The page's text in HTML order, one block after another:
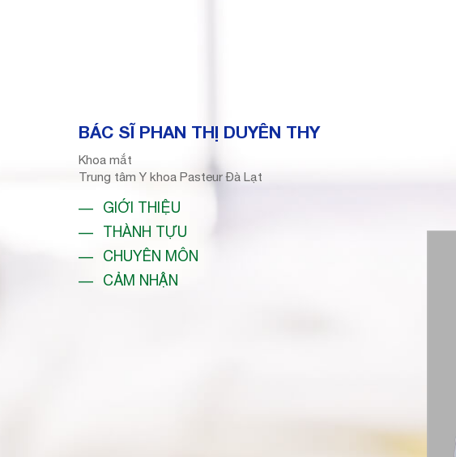
BÁC SĨ PHAN THỊ DUYÊN THY
Khoa mắt
Trung tâm Y khoa Pasteur Đà Lạt
GIỚI THIỆU
THÀNH TỰU
CHUYÊN MÔN
CẢM NHẬN